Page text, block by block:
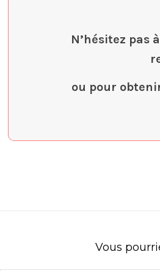
N’hésitez pas à
ou pour
Vous